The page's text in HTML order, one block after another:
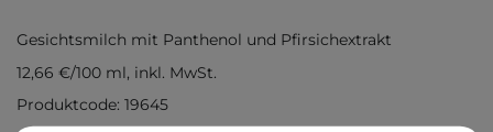
Gesichtsmilch mit Panthenol und Pfirsichextrakt
12,66 €/100 ml, inkl. MwSt.
Produktcode: 19645